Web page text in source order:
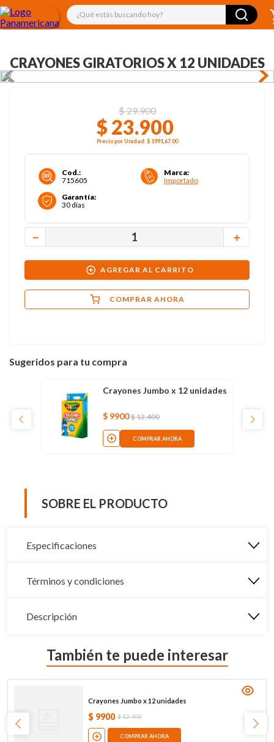
¿Qué estás buscando hoy?
CRAYONES GIRATORIOS X 12 UNIDADES
$29.900
$ 23.900
Precio porUnidad:$ 1991,67.00
Cod.:
715605
Marca:
Importado
Garantía:
30 días
＋
－
AGREGAR AL CARRITO
COMPRAR AHORA
Sugeridos para tu compra
Crayones Jumbo x 12 unidades
$ 9900 $12.400
COMPRAR AHORA
SOBRE EL PRODUCTO
Especificaciones
Términos y condiciones
Descripción
También te puede interesar
Crayones Jumbo x 12 unidades
$ 9900 $12.400
COMPRAR AHORA